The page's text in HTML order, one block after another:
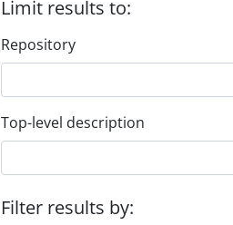
Limit results to:
Repository
Top-level description
Filter results by: